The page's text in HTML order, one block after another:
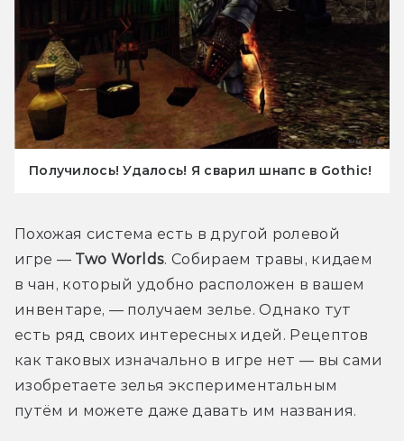
Получилось! Удалось! Я сварил шнапс в Gothic!
Похожая система есть в другой ролевой
игре — Two Worlds. Собираем травы, кидаем
в чан, который удобно расположен в вашем
инвентаре, — получаем зелье. Однако тут
есть ряд своих интересных идей. Рецептов
как таковых изначально в игре нет — вы сами
изобретаете зелья экспериментальным
путём и можете даже давать им названия.